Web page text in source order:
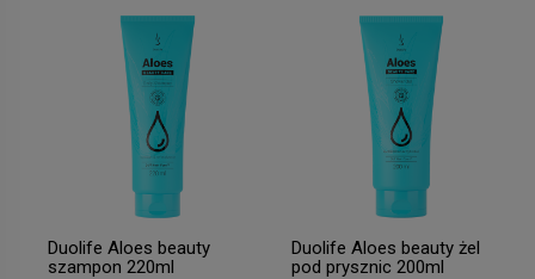
Duolife Aloes beauty
szampon 220ml
Duolife Aloes beauty żel
pod prysznic 200ml